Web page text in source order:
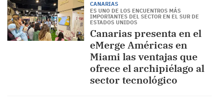
CANARIAS
ES UNO DE LOS ENCUENTROS MÁS
IMPORTANTES DEL SECTOR EN EL SUR DE
ESTADOS UNIDOS
Canarias presenta en el
eMerge Américas en
Miami las ventajas que
ofrece el archipiélago al
sector tecnológico